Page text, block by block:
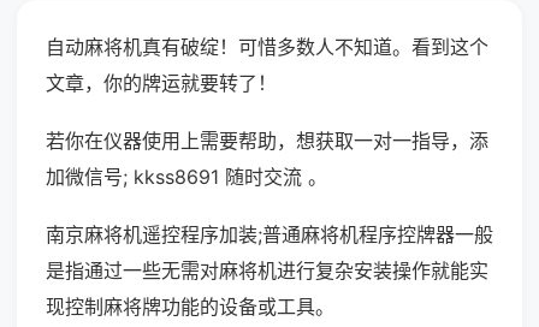
自动麻将机真有破绽！可惜多数人不知道。看到这个
文章，你的牌运就要转了！
若你在仪器使用上需要帮助，想获取一对一指导，添
加微信号; kkss8691 随时交流 。
南京麻将机遥控程序加装;普通麻将机程序控牌器一般
是指通过一些无需对麻将机进行复杂安装操作就能实
现控制麻将牌功能的设备或工具。